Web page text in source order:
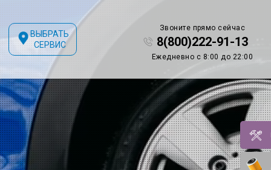
ВЫБРАТЬ
СЕРВИС
Звоните прямо сейчас
8(800)222-91-13
Ежедневно с 8:00 до 22:00